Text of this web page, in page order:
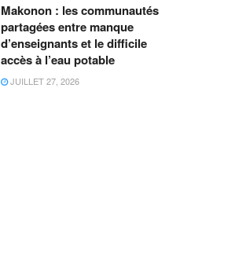
Makonon : les communautés
partagées entre manque
d’enseignants et le difficile
accès à l’eau potable
JUILLET 27, 2026